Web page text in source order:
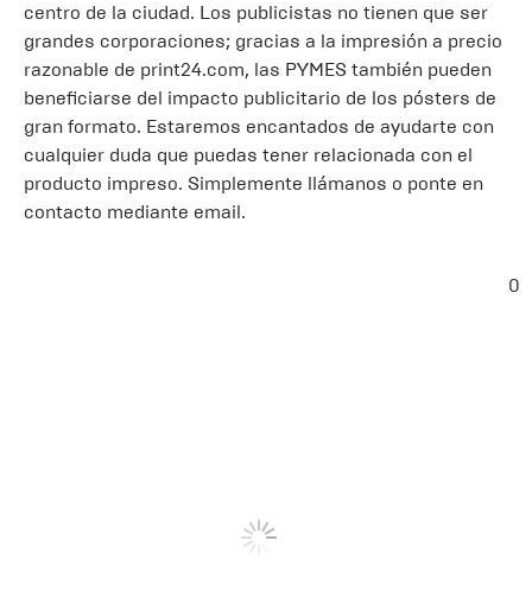
centro de la ciudad. Los publicistas no tienen que ser
grandes corporaciones; gracias a la impresión a precio
razonable de print24.com, las PYMES también pueden
beneficiarse del impacto publicitario de los pósters de
gran formato. Estaremos encantados de ayudarte con
cualquier duda que puedas tener relacionada con el
producto impreso. Simplemente llámanos o ponte en
contacto mediante email.
0